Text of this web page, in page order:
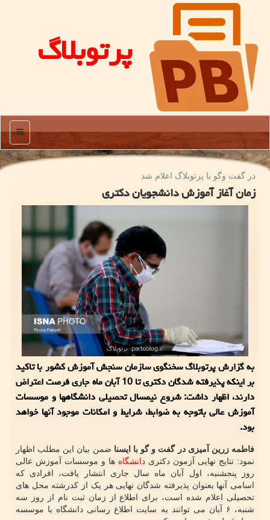
پرتوبلاگ
منو
در گفت وگو با پرتوبلاگ اعلام شد
زمان آغاز آموزش دانشجویان دكتری
به گزارش پرتوبلاگ سخنگوی سازمان سنجش آموزش كشور با تاكید
بر اینكه پذیرفته شدگان دكتری تا 10 آبان ماه جاری فرصت اعتراض
دارند، اظهار داشت: شروع نیمسال تحصیلی دانشگاهها و موسسات
آموزش عالی باتوجه به ضوابط، شرایط و امكانات موجود آنها خواهد
بود.
فاطمه زرین آمیزی در گفت و گو با ایسنا ضمن بیان این مطلب اظهار
نمود: نتایج نهایی آزمون دکتری دانشگاه ها و موسسات آموزش عالی
روز پنجشنبه، اول آبان ماه سال جاری انتشار یافت، افرادی که
اسامی آنها بعنوان پذیرفته شدگان نهایی هر یک از کدرشته محل های
تحصیلی اعلام شده است، برای اطلاع از زمان ثبت نام از روز سه
شنبه، ۶ آبان می توانند به سایت اطلاع رسانی دانشگاه یا موسسه